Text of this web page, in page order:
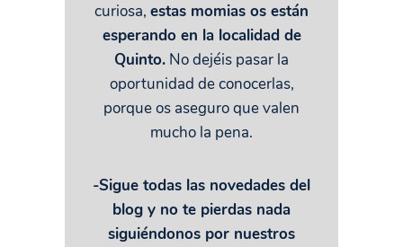
curiosa, estas momias os están
esperando en la localidad de
Quinto. No dejéis pasar la
oportunidad de conocerlas,
porque os aseguro que valen
mucho la pena.
-Sigue todas las novedades del
blog y no te pierdas nada
siguiéndonos por nuestros